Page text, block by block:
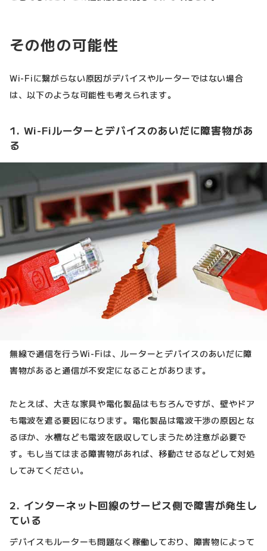
その他の可能性
Wi-Fiに繋がらない原因がデバイスやルーターではない場合
は、以下のような可能性も考えられます。
1. Wi-Fiルーターとデバイスのあいだに障害物があ
る
無線で通信を行うWi-Fiは、ルーターとデバイスのあいだに障
害物があると通信が不安定になることがあります。
たとえば、大きな家具や電化製品はもちろんですが、壁やドア
も電波を遮る要因になります。電化製品は電波干渉の原因とな
るほか、水槽なども電波を吸収してしまうため注意が必要で
す。もし当てはまる障害物があれば、移動させるなどして対処
してみてください。
2. インターネット回線のサービス側で障害が発生し
ている
デバイスもルーターも問題なく稼働しており、障害物によって